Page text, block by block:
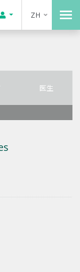
ZH
医生